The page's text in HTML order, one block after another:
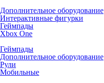
Дополнительное оборудование
Интерактивные фигурки
Геймпады
Xbox One
Геймпады
Дополнительное оборудование
Рули
Мобильные